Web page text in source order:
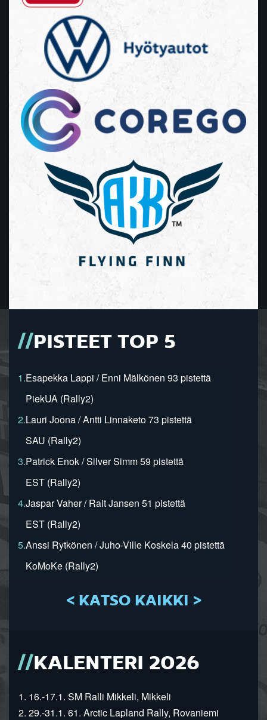
PISTEET TOP 5
1.Esapekka Lappi / Enni Mälkönen 93 pistettä
PiekUA (Rally2)
2.Lauri Joona / Antti Linnaketo 73 pistettä
SAU (Rally2)
3.Patrick Enok / Silver Simm 59 pistettä
EST (Rally2)
4.Jaspar Vaher / Rait Jansen 51 pistettä
EST (Rally2)
5.Anssi Rytkönen / Juho-Ville Koskela 40 pistettä
KoMoKe (Rally2)
< KATSO KAIKKI >
KALENTERI 2026
1. 16.-17.1. SM Ralli Mikkeli, Mikkeli
2. 29.-31.1. 61. Arctic Lapland Rally, Rovaniemi